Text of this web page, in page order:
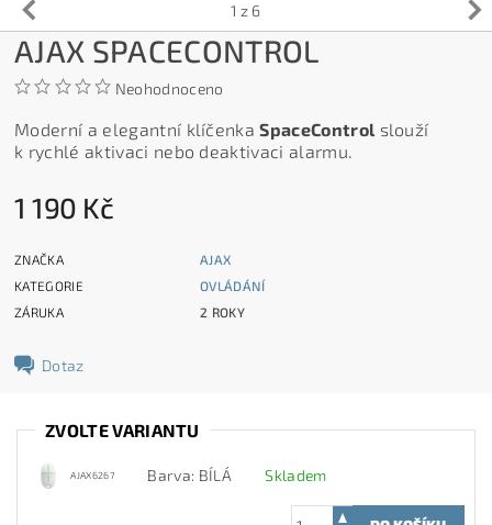
1 z 6
AJAX SPACECONTROL
Neohodnoceno
Moderní a elegantní klíčenkaSpaceControl slouží
k rychlé aktivaci nebo deaktivaci alarmu.
1 190 Kč
ZNAČKA
AJAX
KATEGORIE
OVLÁDÁNÍ
ZÁRUKA
2 ROKY
Dotaz
ZVOLTE VARIANTU
AJAX6267 Barva: BÍLÁ Skladem